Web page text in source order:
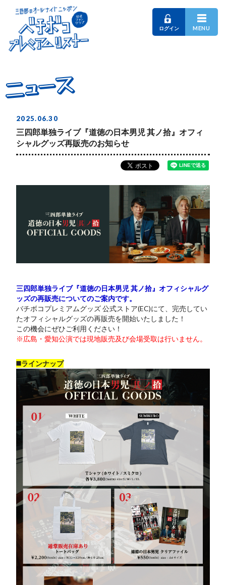
ログイン MENU
ニュース
ニュース
ニュース
2025.06.30
三四郎単独ライブ『道徳の日本男児 其ノ拾』オフィ
シャルグッズ再販売のお知らせ
三四郎単独ライブ『道徳の日本男児 其ノ拾』オフィシャルグ
ッズの再販売についてのご案内です。
バチボコプレミアムグッズ 公式ストア(EC)にて、完売してい
たオフィシャルグッズの再販売を開始いたしました！
この機会にぜひご利用ください！
※広島・愛知公演では現地販売及び会場受取は行いません。
◼️ラインナップ